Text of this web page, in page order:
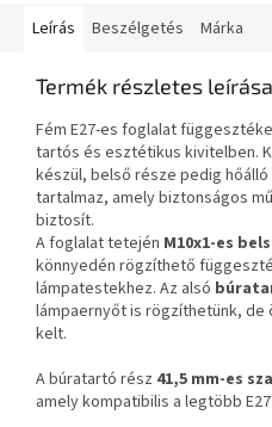
Leírás Beszélgetés Márka
Termék részletes leírása
Fém E27-es foglalat
tartós és esztétikus kivitelben.
készül, belső része pedig hőálló
tartalmaz, amely biztonságos
biztosít.
A foglalat tetején M10x1-es
könnyedén rögzíthető
lámpatestekhez. Az alsó
lámpaernyőt is rögzíthetünk, de
kelt.
A búratartó rész 41,5 mm-es
amely kompatibilis a legtöbb